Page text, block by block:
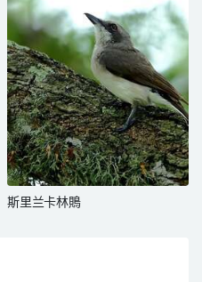
斯里兰卡林鵙